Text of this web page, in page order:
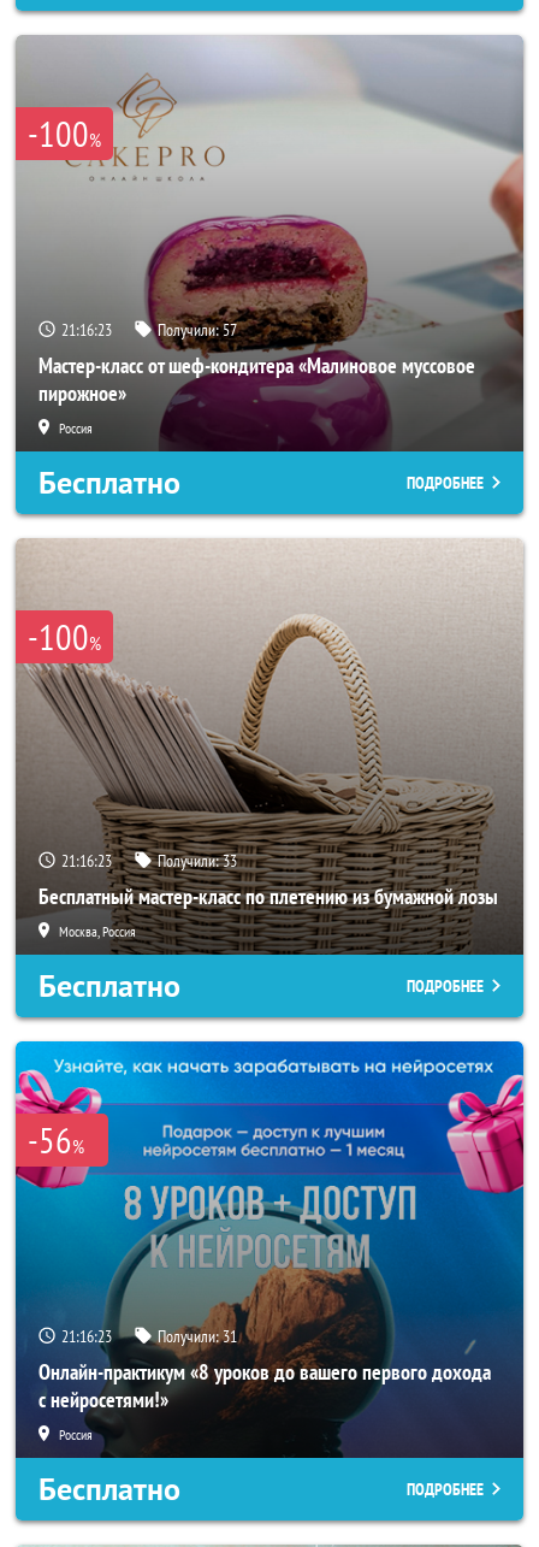
-100%
21:16:20 Получили:57
Мастер-класс от шеф-кондитера «Малиновое муссовое
пирожное»
Россия
Бесплатно ПОДРОБНЕЕ
-100%
21:16:20 Получили:33
Бесплатный мастер-класс по плетению из бумажной лозы
Москва, Россия
Бесплатно ПОДРОБНЕЕ
-56%
21:16:20 Получили:31
Онлайн-практикум «8 уроков до вашего первого дохода
с нейросетями!»
Россия
Бесплатно ПОДРОБНЕЕ